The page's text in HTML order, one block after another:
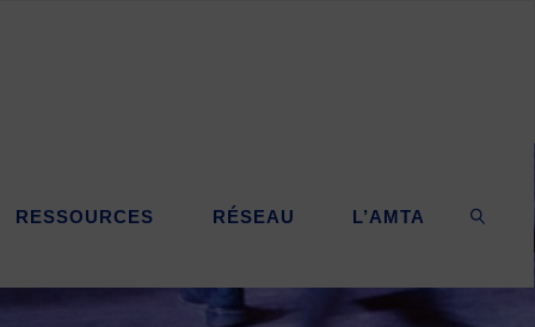
RESSOURCES RÉSEAU L’AMTA